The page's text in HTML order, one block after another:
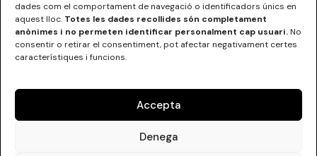
dades com el comportament de navegació o identificadors únics en
aquest lloc. Totes les dades recollides són completament
anònimes i no permeten identificar personalment cap usuari.No
consentir o retirar el consentiment, pot afectar negativament certes
característiques i funcions.
Accepta
Denega
ESCOLA SUPERIOR DE DISSENY DE LES ILLES BALEARS
C/Institut Balear nº5
07012 Palma, Illes Balears
Tel.+34 971 290000
Contacteu